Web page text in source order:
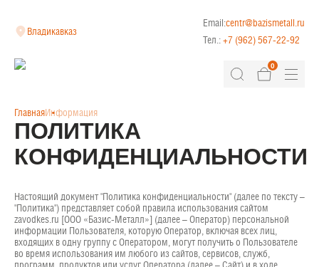
Владикавказ
Email:centr@bazismetall.ru
Тел.:+7 (962) 567-22-92
0
ГлавнаяИнформация
ПОЛИТИКА
КОНФИДЕНЦИАЛЬНОСТИ
Настоящий документ "Политика конфиденциальности" (далее по тексту –
"Политика") представляет собой правила использования сайтом
zavodkes.ru [ООО «Базис-Металл»] (далее – Оператор) персональной
информации Пользователя, которую Оператор, включая всех лиц,
входящих в одну группу с Оператором, могут получить о Пользователе
во время использования им любого из сайтов, сервисов, служб,